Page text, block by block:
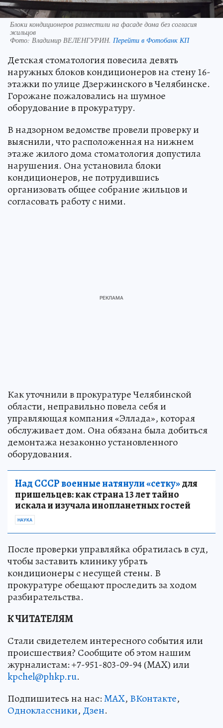
Блоки кондиционеров разместили на фасаде дома без согласия
жильцов
Фото: Владимир ВЕЛЕНГУРИН. Перейти в Фотобанк КП
Детская стоматология повесила девять
наружных блоков кондиционеров на стену 16-
этажки по улице Дзержинского в Челябинске.
Горожане пожаловались на шумное
оборудование в прокуратуру.
В надзорном ведомстве провели проверку и
выяснили, что расположенная на нижнем
этаже жилого дома стоматология допустила
нарушения. Она установила блоки
кондиционеров, не потрудившись
организовать общее собрание жильцов и
согласовать работу с ними.
Как уточнили в прокуратуре Челябинской
области, неправильно повела себя и
управляющая компания «Эллада», которая
обслуживает дом. Она обязана была добиться
демонтажа незаконно установленного
оборудования.
Над СССР военные натянули «сетку»для
пришельцев: как страна 13 лет тайно
искала и изучала инопланетных гостей
НАУКА
После проверки управляйка обратилась в суд,
чтобы заставить клинику убрать
кондиционеры с несущей стены. В
прокуратуре обещают проследить за ходом
разбирательства.
К ЧИТАТЕЛЯМ
Стали свидетелем интересного события или
происшествия? Сообщите об этом нашим
журналистам: +7-951-803-09-94 (MAX) или
kpchel@phkp.ru.
Подпишитесь на нас:MAX, ВКонтакте,
Одноклассники, Дзен.